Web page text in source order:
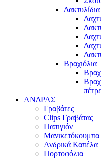
Δακτυλίδια
Βραχιόλια
ΑΝΔΡΑΣ
Γραβάτες
Clips Γραβάτας
Παπιγιόν
Μανικετόκουμπα
Ανδρικά Καπέλα
Πορτοφόλια